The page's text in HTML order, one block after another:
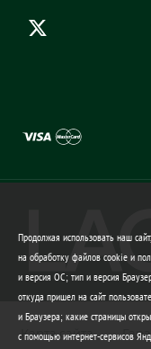
Карта сайта
Продолжая использовать наш
на обработку файлов cookie и
и версия ОС; тип и версия
откуда пришел на сайт
и Браузера; какие страницы
с помощью интернет-сервисов